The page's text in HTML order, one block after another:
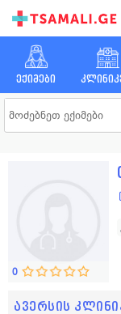
ექიმები
0
ავერსის